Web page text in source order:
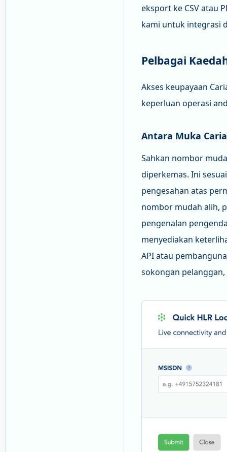
eksport ke CSV atau
kami untuk integrasi
Pelbagai
Akses keupayaan
keperluan operasi
Antara Muka
Sahkan nombor
diperkemas. Ini
pengesahan atas
nombor mudah alih,
pengenalan
menyediakan
API atau
sokongan